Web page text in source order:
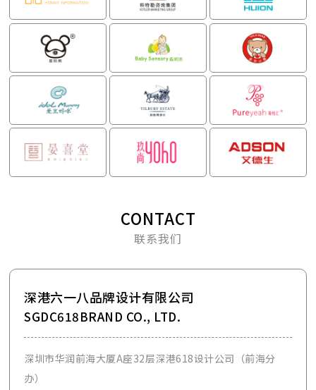
CONTACT
联系我们
深港六一八品牌设计有限公司
SGDC618BRAND CO., LTD.
深圳市华润前海大厦A座32层深港618设计公司（前海分
办）